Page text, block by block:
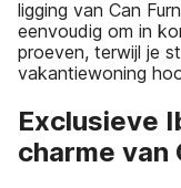
ligging van Can
eenvoudig om in
proeven, terwijl je
vakantiewoning
Exclusieve
charme van